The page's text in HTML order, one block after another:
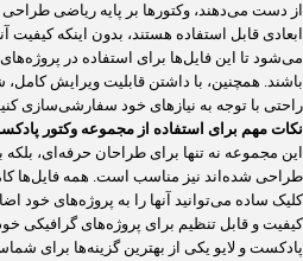
از دست می‌دهند، وکتورها بر پایه ریاضی
ابعادی قابل استفاده هستند، بدون اینکه
می‌شود تا این فایل‌ها برای استفاده در
باشند. همچنین، با داشتن قابلیت ویرایش
راحتی با توجه به نیازهای خود سفارشی‌سازی
نکات مهم برای استفاده از مجموعه وکتور
این مجموعه نه تنها برای طراحان حرفه‌ای، بلکه
طراحی شده‌اند نیز مناسب است. همه فایل‌ها
کلیک ساده می‌توانید آنها را به پروژه‌های خود
کیفیت و قابل تنظیم برای پروژه‌های گرافیکی
پادکست و لایو یکی از بهترین گزینه‌ها برای